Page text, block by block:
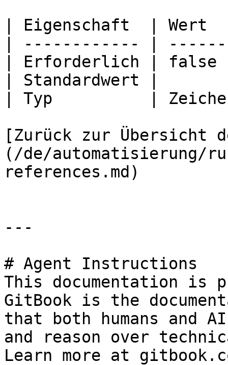
| Eigenschaft  |
| ------------ |
| Erforderlich |
| Standardwert |
| Typ          |
[Zurück zur Übersicht
(/de/automatisierung/
references.md)
---
# Agent Instructions
This documentation is
GitBook is the
that both humans and
and reason over
Learn more at